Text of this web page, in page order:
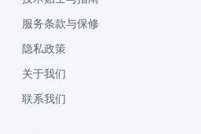
服务条款与保修
隐私政策
关于我们
联系我们